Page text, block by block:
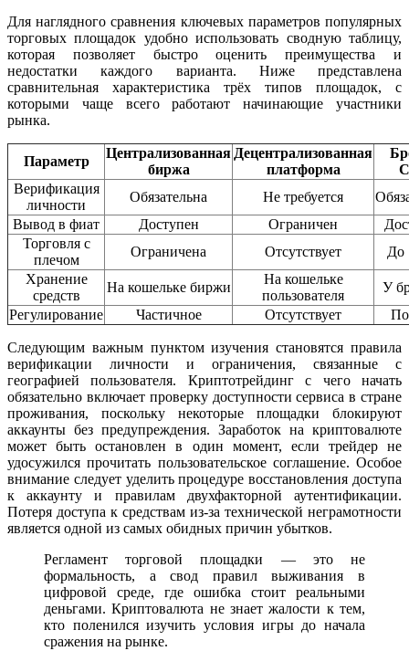
Для наглядного сравнения ключевых параметров популярных
торговых площадок удобно использовать сводную таблицу,
которая позволяет быстро оценить преимущества и
недостатки каждого варианта. Ниже представлена
сравнительная характеристика трёх типов площадок, с
которыми чаще всего работают начинающие участники
рынка.
Параметр
Централизованная
биржа
Децентрализованная
платформа
Верификация
личности
Обязательна Не требуется
Вывод в фиат
Доступен Ограничен
Торговля с
плечом
Ограничена Отсутствует
До
Хранение
средств
На кошельке биржи
На кошельке
пользователя
У
Регулирование
Частичное Отсутствует
Следующим важным пунктом изучения становятся правила
верификации личности и ограничения, связанные с
географией пользователя. Криптотрейдинг с чего начать
обязательно включает проверку доступности сервиса в стране
проживания, поскольку некоторые площадки блокируют
аккаунты без предупреждения. Заработок на криптовалюте
может быть остановлен в один момент, если трейдер не
удосужился прочитать пользовательское соглашение. Особое
внимание следует уделить процедуре восстановления доступа
к аккаунту и правилам двухфакторной аутентификации.
Потеря доступа к средствам из-за технической неграмотности
является одной из самых обидных причин убытков.
Регламент торговой площадки — это не
формальность, а свод правил выживания в
цифровой среде, где ошибка стоит реальными
деньгами. Криптовалюта не знает жалости к тем,
кто поленился изучить условия игры до начала
сражения на рынке.